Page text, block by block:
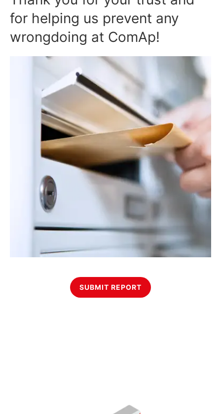
for helping us prevent any
wrongdoing at ComAp!
SUBMIT REPORT